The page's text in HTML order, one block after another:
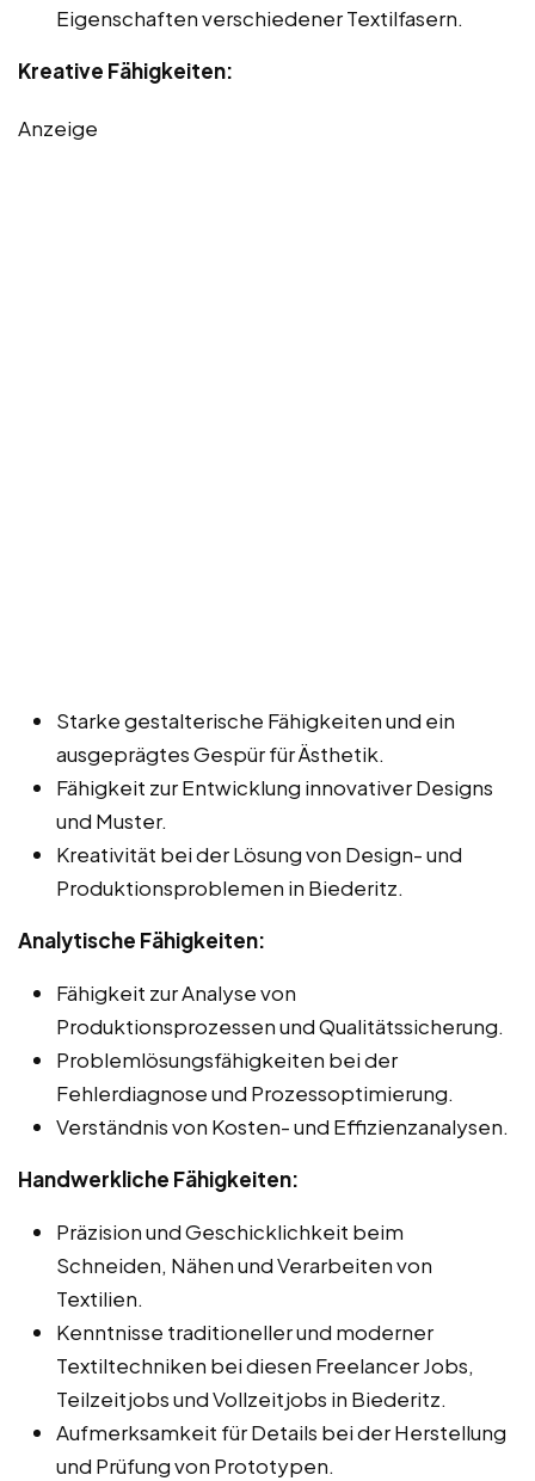
Eigenschaften verschiedener Textilfasern.
Kreative Fähigkeiten:
Anzeige
Starke gestalterische Fähigkeiten und ein
ausgeprägtes Gespür für Ästhetik.
Fähigkeit zur Entwicklung innovativer Designs
und Muster.
Kreativität bei der Lösung von Design- und
Produktionsproblemen in Biederitz.
Analytische Fähigkeiten:
Fähigkeit zur Analyse von
Produktionsprozessen und Qualitätssicherung.
Problemlösungsfähigkeiten bei der
Fehlerdiagnose und Prozessoptimierung.
Verständnis von Kosten- und Effizienzanalysen.
Handwerkliche Fähigkeiten:
Präzision und Geschicklichkeit beim
Schneiden, Nähen und Verarbeiten von
Textilien.
Kenntnisse traditioneller und moderner
Textiltechniken bei diesen Freelancer Jobs,
Teilzeitjobs und Vollzeitjobs in Biederitz.
Aufmerksamkeit für Details bei der Herstellung
und Prüfung von Prototypen.